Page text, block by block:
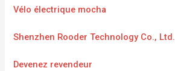
Vélo électrique mocha
Shenzhen Rooder Technology Co., Ltd.
Devenez revendeur